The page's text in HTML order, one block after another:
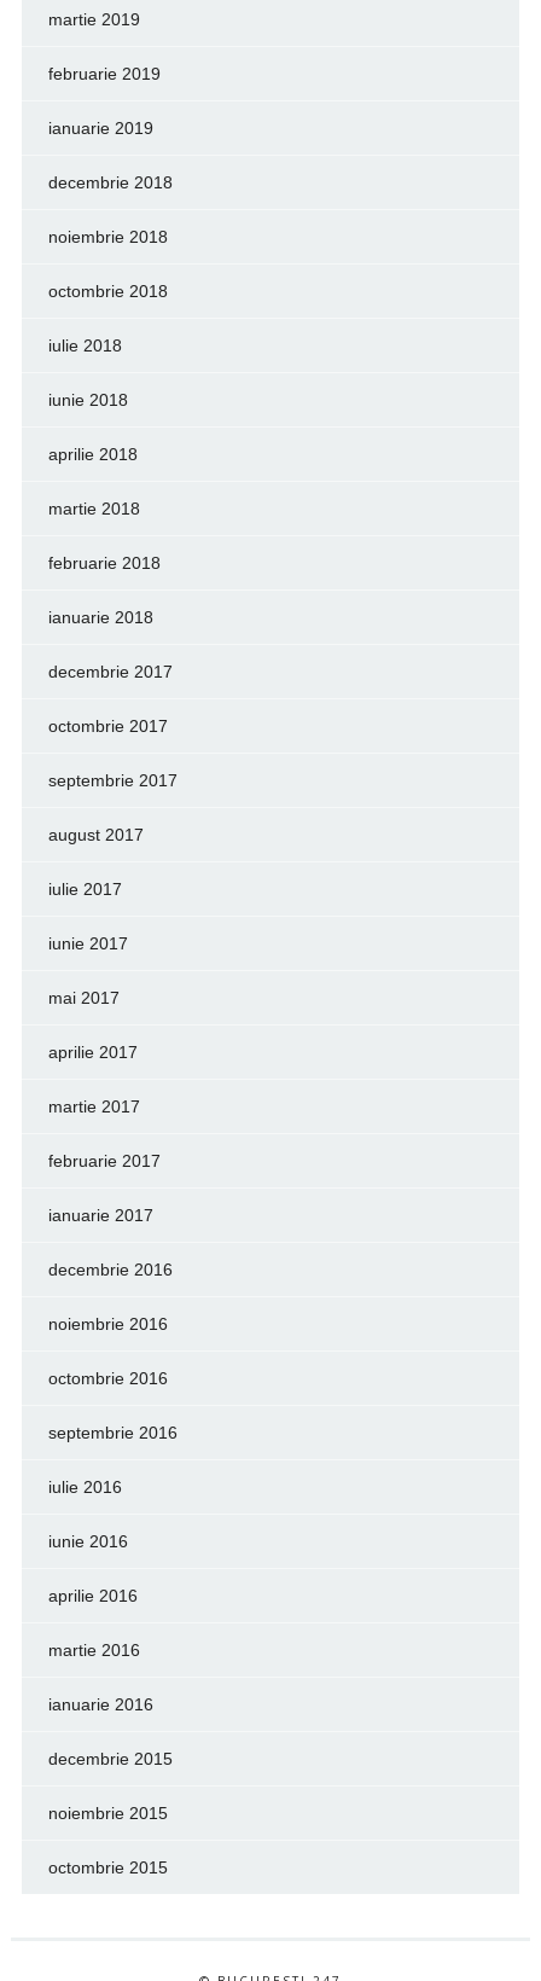
martie 2019
februarie 2019
ianuarie 2019
decembrie 2018
noiembrie 2018
octombrie 2018
iulie 2018
iunie 2018
aprilie 2018
martie 2018
februarie 2018
ianuarie 2018
decembrie 2017
octombrie 2017
septembrie 2017
august 2017
iulie 2017
iunie 2017
mai 2017
aprilie 2017
martie 2017
februarie 2017
ianuarie 2017
decembrie 2016
noiembrie 2016
octombrie 2016
septembrie 2016
iulie 2016
iunie 2016
aprilie 2016
martie 2016
ianuarie 2016
decembrie 2015
noiembrie 2015
octombrie 2015